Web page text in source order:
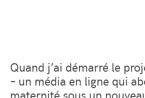
Quand j’ai démarré le
– un média en ligne qui
maternité sous un